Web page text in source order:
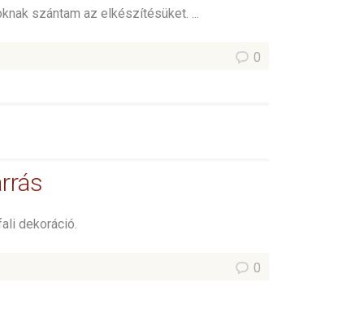
szántam az elkészítésüket. ...
0
dekoráció.
0